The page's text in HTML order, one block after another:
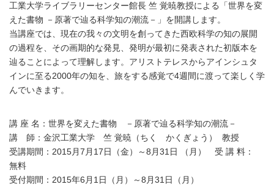
工業大学ライブラリーセンター館長 竺 覚暁教授による「世界を変
えた書物 －原著で辿る科学知の潮流－」を開講します。
当講座では、現在の我々の文明を創ってきた西欧科学の知の展開
の過程を、その画期的な発見、発明が最初に発表された初版本を
辿ることによって理解します。アリストテレスからアインシュタ
インに至る2000年の知を、旅をする感覚で4週間に渡って楽しく学
んでいきます。
講 座 名：世界を変えた書物 －原著で辿る科学知の潮流－
講 師：金沢工業大学 竺 覚暁（ちく かくぎょう） 教授
受講期間：2015月7月17日（金）～8月31日 （月） 受 講 料：
無料
受付期間：2015年6月1日（月）～8月31日（月）